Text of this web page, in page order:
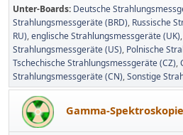
Unter-Boards Deutsche
Strahlungsmessgeräte (BRD) Russische
RU) englische Strahlungsmessgeräte (UK)
Strahlungsmessgeräte (US) Polnische
Tschechische Strahlungsmessgeräte (CZ)
Strahlungsmessgeräte (CN) Sonstige
Gamma-Spektroskopie